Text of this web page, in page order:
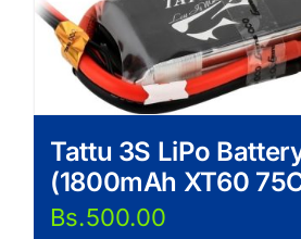
Tattu 3S LiPo
(1800mAh XT60 75C
Bs.500.00